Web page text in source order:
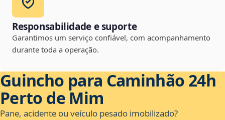
Responsabilidade e suporte
Garantimos um serviço confiável, com acompanhamento
durante toda a operação.
Guincho para Caminhão 24h
Perto de Mim
Pane, acidente ou veículo pesado imobilizado?